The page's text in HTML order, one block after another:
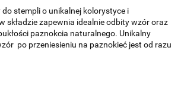
stempli o unikalnej kolorystyce i
składzie zapewnia idealnie odbity wzór oraz
paznokcia naturalnego. Unikalny
po przeniesieniu na paznokieć jest od razu